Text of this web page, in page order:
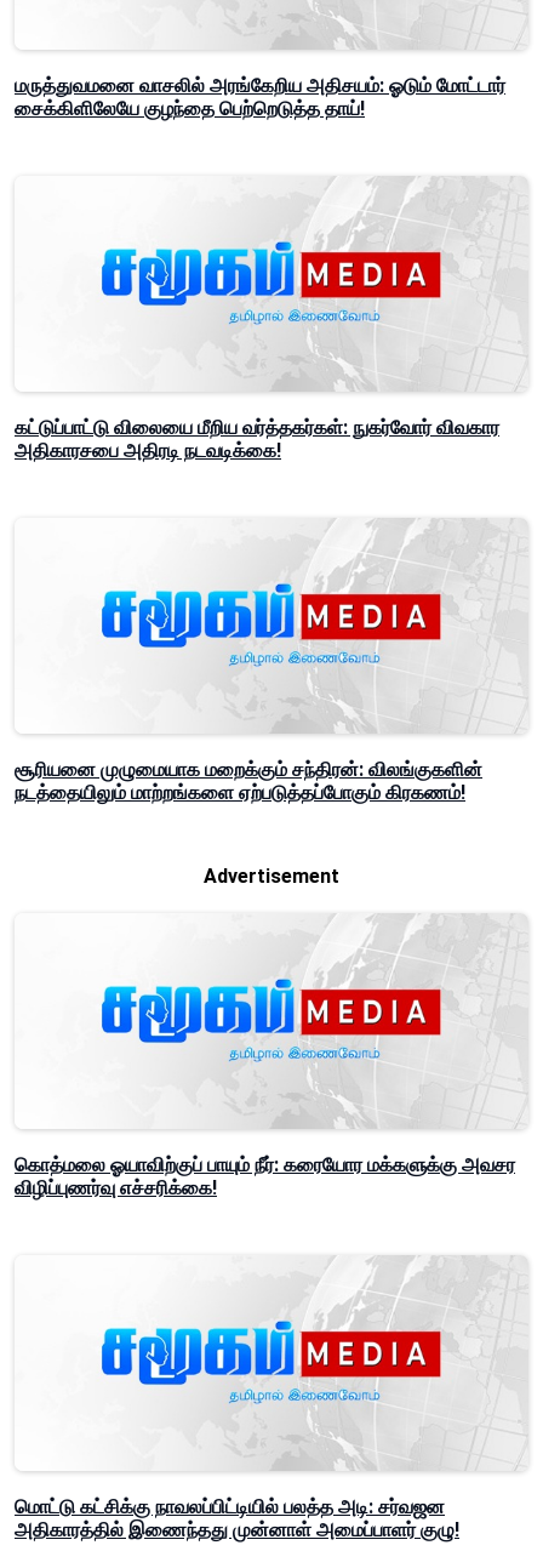
மருத்துவமனை வாசலில் அரங்கேறிய அதிசயம்: ஓடும் மோட்டார்
சைக்கிளிலேயே குழந்தை பெற்றெடுத்த தாய்!
கட்டுப்பாட்டு விலையை மீறிய வர்த்தகர்கள்: நுகர்வோர் விவகார
அதிகாரசபை அதிரடி நடவடிக்கை!
சூரியனை முழுமையாக மறைக்கும் சந்திரன்: விலங்குகளின்
நடத்தையிலும் மாற்றங்களை ஏற்படுத்தப்போகும் கிரகணம்!
Advertisement
கொத்மலை ஓயாவிற்குப் பாயும் நீர்: கரையோர மக்களுக்கு அவசர
விழிப்புணர்வு எச்சரிக்கை!
மொட்டு கட்சிக்கு நாவலப்பிட்டியில் பலத்த அடி: சர்வஜன
அதிகாரத்தில் இணைந்தது முன்னாள் அமைப்பாளர் குழு!